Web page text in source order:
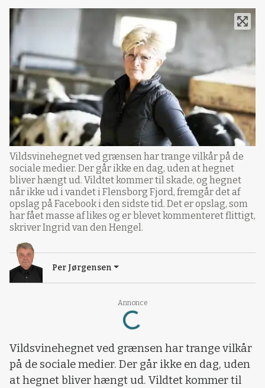
Annonce
Loading...
Vildsvinehegnet ved grænsen har trange vilkår på de
sociale medier. Der går ikke en dag, uden at hegnet
bliver hængt ud. Vildtet kommer til skade, og hegnet
når ikke ud i vandet i Flensborg Fjord, fremgår det af
opslag på Facebook i den sidste tid. Det er opslag, som
har fået masse af likes og er blevet kommenteret flittigt,
skriver Ingrid van den Hengel.
Per Jørgensen
Vildsvinehegnet ved grænsen har trange vilkår
på de sociale medier. Der går ikke en dag, uden
at hegnet bliver hængt ud. Vildtet kommer til